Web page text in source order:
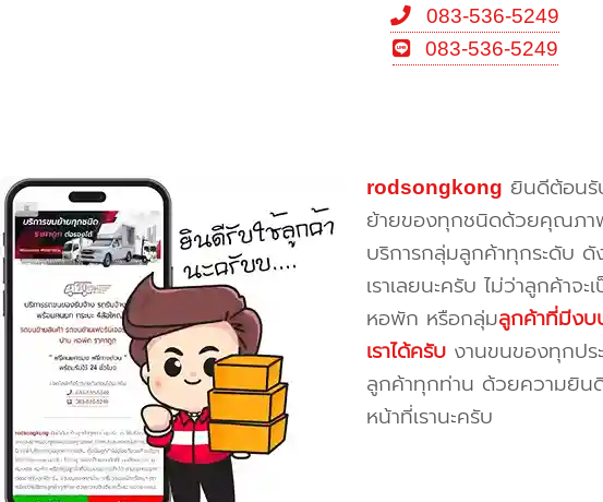
083-536-5249
083-536-5249
rodsongkong ยินดีต้อนรั
ย้ายของทุกชนิดด้วยคุณภา
บริการกลุ่มลูกค้าทุกระดับ ดั
เราเลยนะครับ ไม่ว่าลูกค้า
หอพัก หรือกลุ่มลูกค้าที่มีงบ
เราได้ครับงานขนของทุกประ
ลูกค้าทุกท่าน ด้วยความยินดี
หน้าที่เรานะครับ